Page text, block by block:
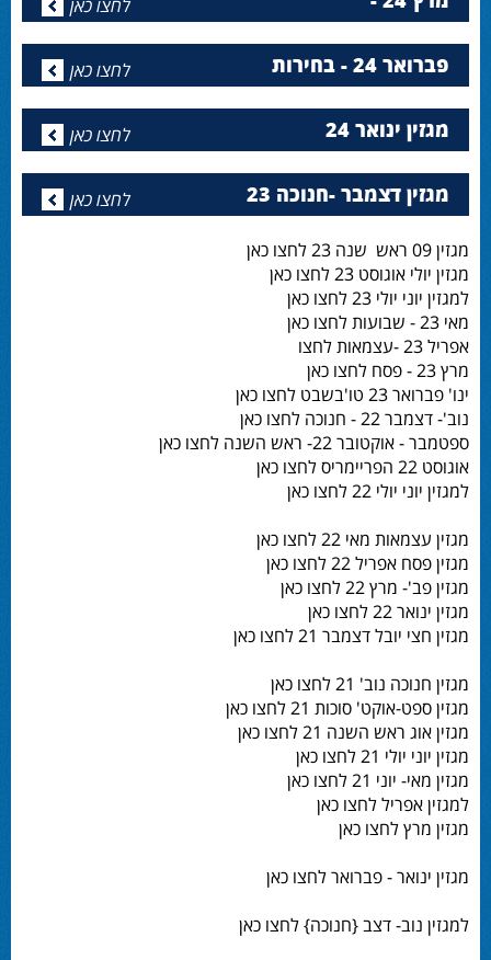
לחצו כאן
פברואר 24 - בחירות לחצו כאן
מגזין ינואר 24 לחצו כאן
מגזין דצמבר -חנוכה 23 לחצו כאן
מגזין 09 ראש שנה 23 לחצו כאן
מגזין יולי אוגוסט 23 לחצו כאן
למגזין יוני יולי 23 לחצו כאן
מאי 23 - שבועות לחצו כאן
אפריל 23 -עצמאות לחצו
מרץ 23 - פסח לחצו כאן
ינו' פברואר 23 טו'בשבט לחצו כאן
נוב'- דצמבר 22 - חנוכה לחצו כאן
ספטמבר - אוקטובר 22- ראש השנה לחצו כאן
אוגוסט 22 הפריימריס לחצו כאן
למגזין יוני יולי 22 לחצו כאן
מגזין עצמאות מאי 22 לחצו כאן
מגזין פסח אפריל 22 לחצו כאן
מגזין פב'- מרץ 22 לחצו כאן
מגזין ינואר 22 לחצו כאן
מגזין חצי יובל דצמבר 21 לחצו כאן
מגזין חנוכה נוב' 21 לחצו כאן
מגזין ספט-אוקט' סוכות 21 לחצו כאן
מגזין אוג ראש השנה 21 לחצו כאן
מגזין יוני יולי 21 לחצו כאן
מגזין מאי- יוני 21 לחצו כאן
למגזין אפריל לחצו כאן
מגזין מרץ לחצו כאן
מגזין ינואר - פברואר לחצו כאן
למגזין נוב- דצב {חנוכה} לחצו כאן